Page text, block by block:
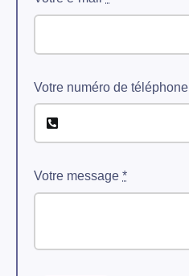
Votre numéro de téléphone
Votre message *